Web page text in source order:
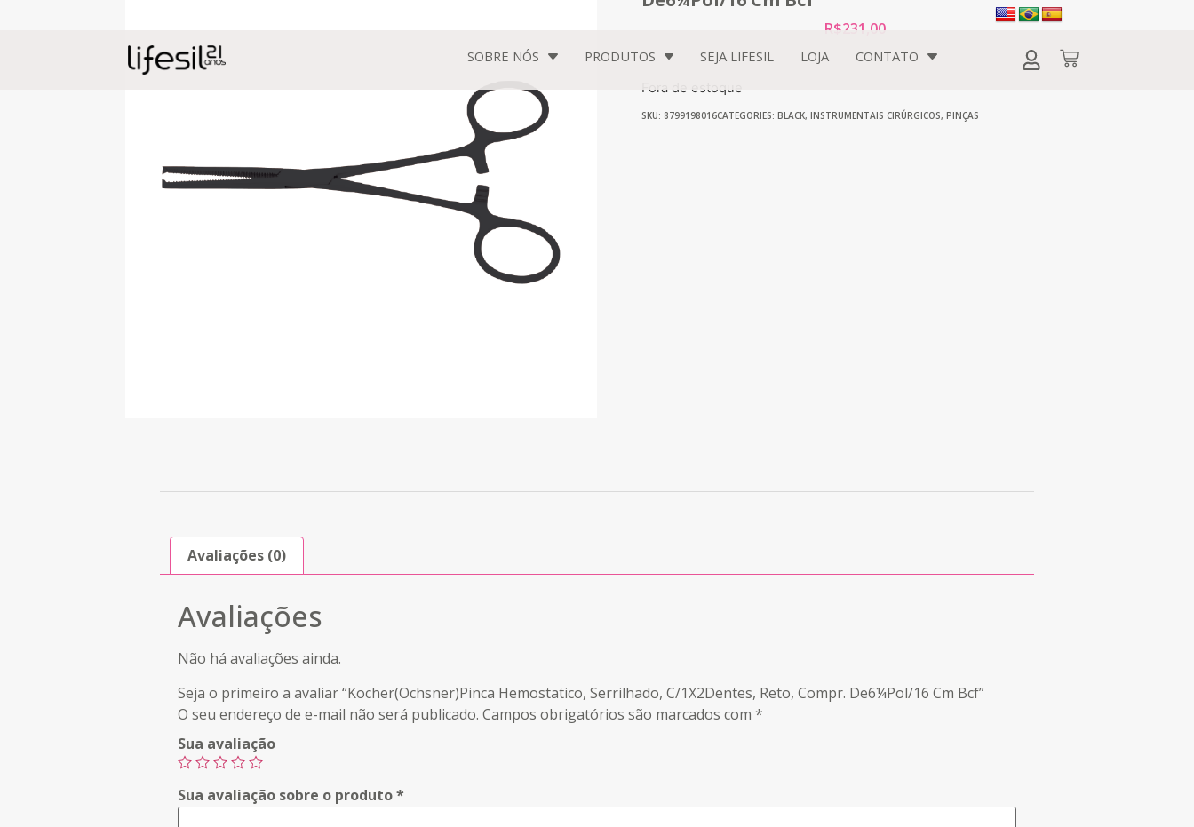
SOBRE NÓS PRODUTOS SEJA LIFESIL LOJA CONTATO
R$231,00
Fora de estoque
SKU: 8799198016CATEGORIES: BLACK, INSTRUMENTAIS CIRÚRGICOS, PINÇAS
Avaliações (0)
Avaliações
Não há avaliações ainda.
Seja o primeiro a avaliar “Kocher(Ochsner)Pinca Hemostatico, Serrilhado, C/1X2Dentes, Reto, Compr. De6¼Pol/16 Cm Bcf”
O seu endereço de e-mail não será publicado. Campos obrigatórios são marcados com *
Sua avaliação
Sua avaliação sobre o produto*